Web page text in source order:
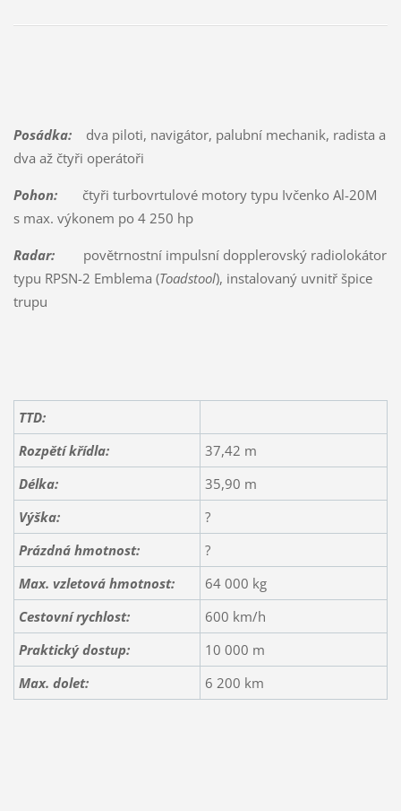
Posádka:dva piloti, navigátor, palubní mechanik, radista a
dva až čtyři operátoři
Pohon:čtyři turbovrtulové motory typu Ivčenko Al-20M
s max. výkonem po 4 250 hp
Radar:povětrnostní impulsní dopplerovský radiolokátor
typu RPSN-2 Emblema (Toadstool), instalovaný uvnitř špice
trupu
TTD:
Rozpětí křídla:
37,42 m
Délka:
35,90 m
Výška:
?
Prázdná hmotnost:
?
Max. vzletová hmotnost:
64 000 kg
Cestovní rychlost:
600 km/h
Praktický dostup:
10 000 m
Max. dolet:
6 200 km